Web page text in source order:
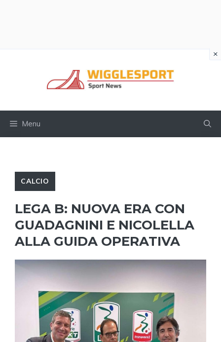
Menu
CALCIO
LEGA B: NUOVA ERA CON
GUADAGNINI E NICOLELLA
ALLA GUIDA OPERATIVA
×